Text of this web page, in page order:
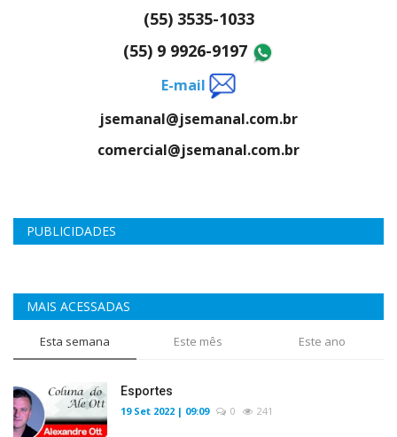
(55) 3535-1033
(55) 9 9926-9197
E-mail
jsemanal@jsemanal.com.br
comercial@jsemanal.com.br
PUBLICIDADES
MAIS ACESSADAS
Esta semana Este mês Este ano
Esportes
19 Set 2022 | 09:09 0 241